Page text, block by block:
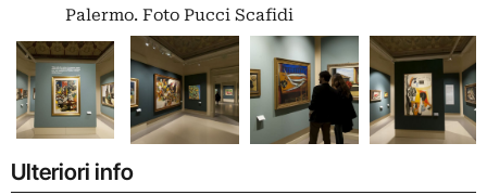
Palermo. Foto Pucci Scafidi
Ulteriori info